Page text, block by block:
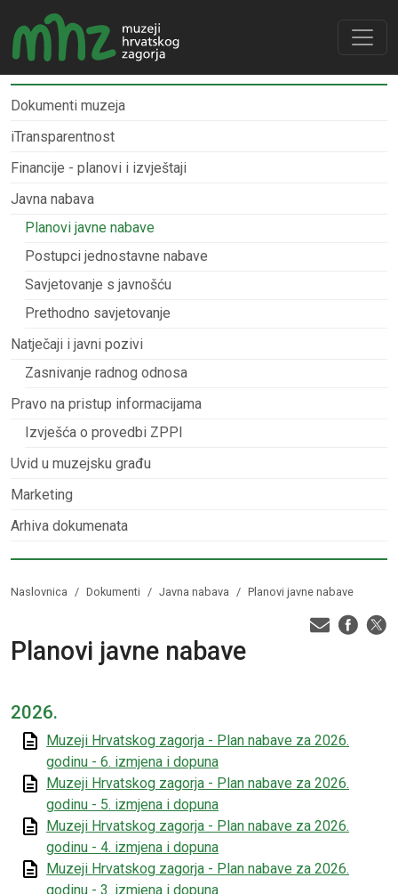
Dokumenti muzeja
iTransparentnost
Financije - planovi i izvještaji
Javna nabava
Planovi javne nabave
Postupci jednostavne nabave
Savjetovanje s javnošću
Prethodno savjetovanje
Natječaji i javni pozivi
Zasnivanje radnog odnosa
Pravo na pristup informacijama
Izvješća o provedbi ZPPI
Uvid u muzejsku građu
Marketing
Arhiva dokumenata
Naslovnica Dokumenti Javna nabava Planovi javne nabave
Planovi javne nabave
2026.
Muzeji Hrvatskog zagorja - Plan nabave za 2026.
godinu - 6. izmjena i dopuna
Muzeji Hrvatskog zagorja - Plan nabave za 2026.
godinu - 5. izmjena i dopuna
Muzeji Hrvatskog zagorja - Plan nabave za 2026.
godinu - 4. izmjena i dopuna
Muzeji Hrvatskog zagorja - Plan nabave za 2026.
godinu - 3. izmjena i dopuna